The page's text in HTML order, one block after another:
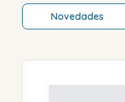
Novedades